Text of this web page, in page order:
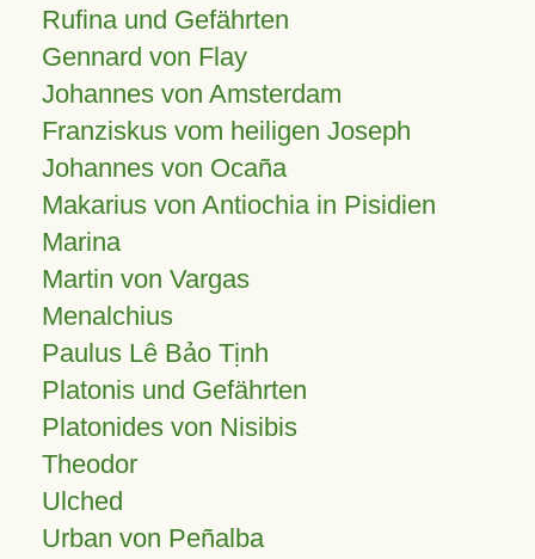
Rufina und Gefährten
Gennard von Flay
Johannes von Amsterdam
Franziskus vom heiligen Joseph
Johannes von Ocaña
Makarius von Antiochia in Pisidien
Marina
Martin von Vargas
Menalchius
Paulus Lê Bảo Tịnh
Platonis und Gefährten
Platonides von Nisibis
Theodor
Ulched
Urban von Peñalba